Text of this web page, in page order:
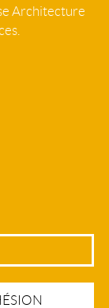
Architecture